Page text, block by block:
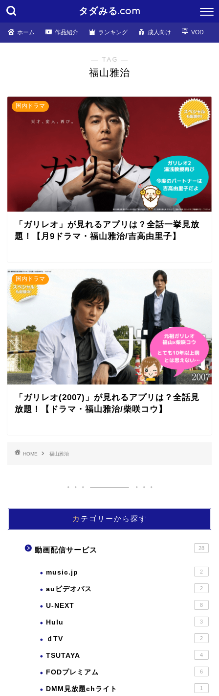
タダみる.com
ホーム 作品紹介 ランキング 成人向け VOD
― TAG ―
福山雅治
国内ドラマ
「ガリレオ」が見れるアプリは？全話一挙見放
題！【月9ドラマ・福山雅治/吉高由里子】
国内ドラマ
「ガリレオ(2007)」が見れるアプリは？全話見
放題！【ドラマ・福山雅治/柴咲コウ】
HOME 福山雅治
カテゴリーから探す
動画配信サービス 28
music.jp 2
auビデオパス 2
U-NEXT 8
Hulu 3
ｄTV 2
TSUTAYA 4
FODプレミアム 6
DMM見放題chライト 1